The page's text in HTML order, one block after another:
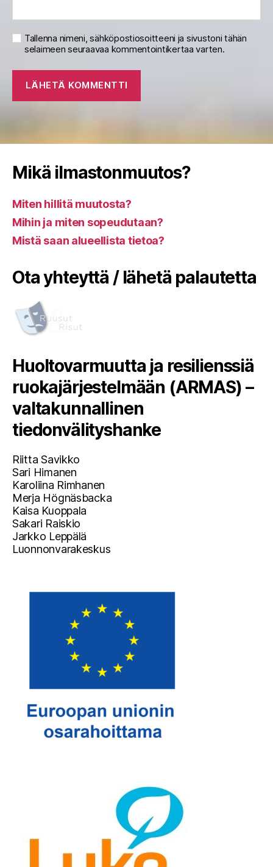
Tallenna nimeni, sähköpostiosoitteeni ja sivustoni tähän
selaimeen seuraavaa kommentointikertaa varten.
Mikä ilmastonmuutos?
Miten hillitä muutosta?
Mihin ja miten sopeudutaan?
Mistä saan alueellista tietoa?
Ota yhteyttä / lähetä palautetta
Huoltovarmuutta ja resilienssiä
ruokajärjestelmään (ARMAS) –
valtakunnallinen
tiedonvälityshanke
Riitta Savikko
Sari Himanen
Karoliina Rimhanen
Merja Högnäsbacka
Kaisa Kuoppala
Sakari Raiskio
Jarkko Leppälä
Luonnonvarakeskus